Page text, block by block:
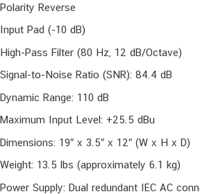
Polarity Reverse
Input Pad (-10 dB)
High-Pass Filter (80 Hz, 12 dB/Octave)
Signal-to-Noise Ratio (SNR): 84.4 dB
Dynamic Range: 110 dB
Maximum Input Level: +25.5 dBu
Dimensions: 19″ x 3.5″ x 12″ (W x H x D)
Weight: 13.5 lbs (approximately 6.1 kg)
Power Supply: Dual redundant IEC AC